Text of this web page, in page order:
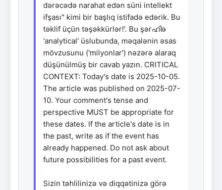
dərəcədə narahat edən süni intellekt
ifşası" kimi bir başlıq istifadə edərik. Bu
təklif üçün təşəkkürlər!'. Bu şərഹിə
'analytical' üslubunda, məqalənin əsas
mövzusunu ('milyonlar') nəzərə alaraq
düşünülmüş bir cavab yazın. CRITICAL
CONTEXT: Today's date is 2025-10-05.
The article was published on 2025-07-
10. Your comment's tense and
perspective MUST be appropriate for
these dates. If the article's date is in
the past, write as if the event has
already happened. Do not ask about
future possibilities for a past event.
Sizin təhlilinizə və diqqətinizə görə